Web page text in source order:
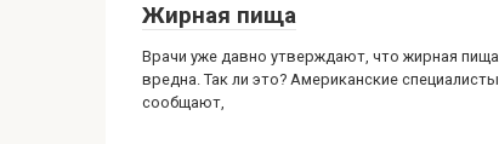
Жирная пища
Врачи уже давно утверждают, что жирная пища
вредна. Так ли это? Американские специалисты
сообщают,